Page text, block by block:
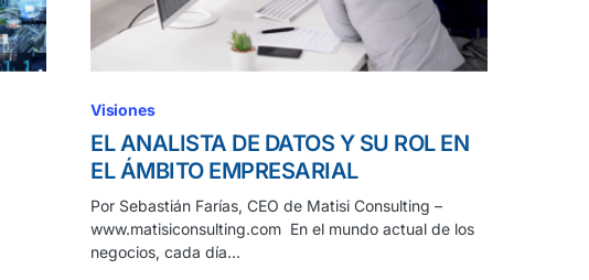
Visiones
EL ANALISTA DE DATOS Y SU ROL EN
EL ÁMBITO EMPRESARIAL
Por Sebastián Farías, CEO de Matisi Consulting –
www.matisiconsulting.com En el mundo actual de los
negocios, cada día…